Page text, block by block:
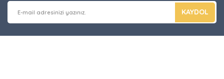
KAYDOL